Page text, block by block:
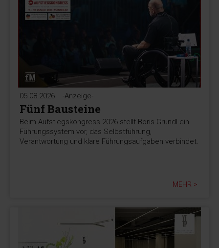
05.08.2026 -Anzeige-
Fünf Bausteine
Beim Aufstiegskongress 2026 stellt Boris Grundl ein
Führungssystem vor, das Selbstführung,
Verantwortung und klare Führungsaufgaben verbindet.
MEHR >